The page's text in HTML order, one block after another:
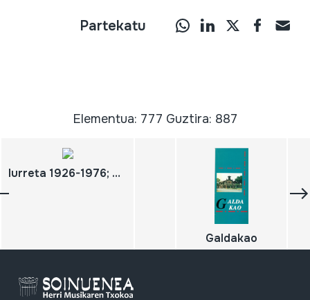
Partekatu
Elementua: 777 Guztira: 887
Iurreta 1926-1976; Agiria.
Galdakao